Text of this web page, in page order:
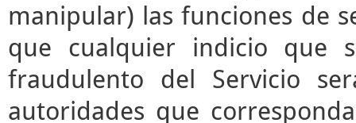
manipular) las funciones de
que cualquier indicio que
fraudulento del Servicio
autoridades que